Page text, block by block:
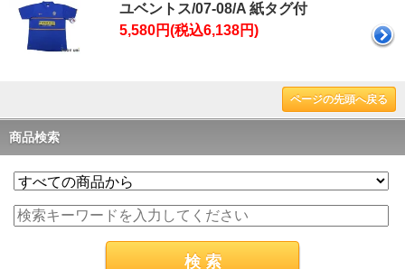
ユベントス/07-08/A 紙タグ付
5,580円(税込6,138円)
ページの先頭へ戻る
商品検索